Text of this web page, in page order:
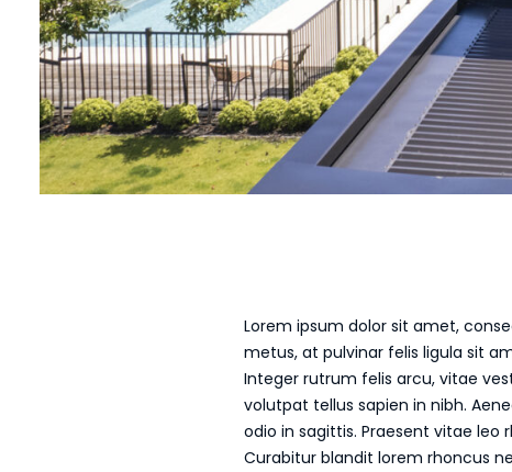
Lorem ipsum dolor sit amet,
metus, at pulvinar felis ligula sit
Integer rutrum felis arcu, vitae
volutpat tellus sapien in nibh.
odio in sagittis. Praesent vitae
Curabitur blandit lorem rhoncus